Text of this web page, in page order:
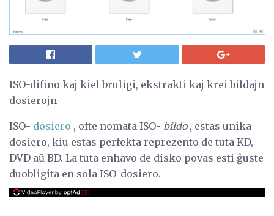
ISO-difino kaj kiel bruligi, ekstrakti kaj krei bildajn
dosierojn
ISO- dosiero , ofte nomata ISO- bildo, estas unika
dosiero, kiu estas perfekta reprezento de tuta KD,
DVD aŭ BD. La tuta enhavo de disko povas esti ĝuste
duobligita en sola ISO-dosiero.